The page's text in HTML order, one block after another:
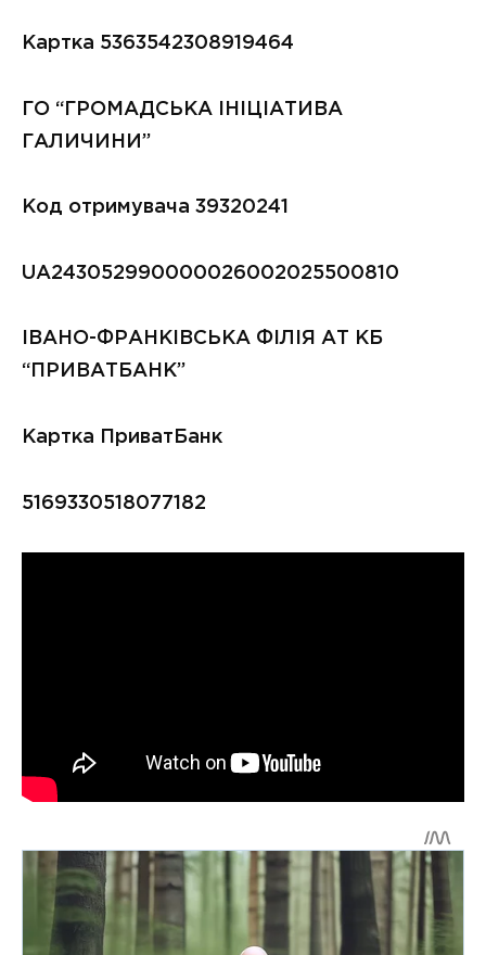
Картка 5363542308919464
ГО “ГРОМАДСЬКА ІНІЦІАТИВА
ГАЛИЧИНИ”
Код отримувача 39320241
UA243052990000026002025500810
IВАНО-ФРАНКIВСЬКА ФIЛIЯ АТ КБ
“ПРИВАТБАНК”
Картка ПриватБанк
5169330518077182